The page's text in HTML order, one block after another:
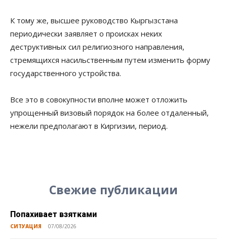
К тому же, высшее руководство Кыргызстана
периодически заявляет о происках неких
деструктивных сил религиозного направления,
стремящихся насильственным путем изменить форму
государственного устройства.
Все это в совокупности вполне может отложить
упрощенный визовый порядок на более отдаленный,
нежели предполагают в Киргизии, период.
Свежие публикации
Попахивает взятками
СИТУАЦИЯ 07/08/2026